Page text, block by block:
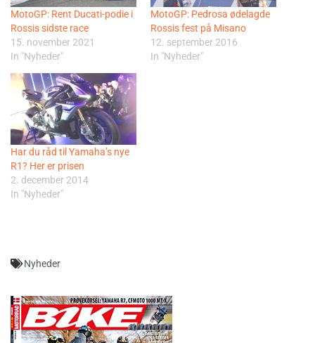
MotoGP: Rent Ducati-podie i
Rossis sidste race
15. november 2021
In "Nyheder"
MotoGP: Pedrosa ødelagde
Rossis fest på Misano
12. september 2016
In "Nyheder"
Har du råd til Yamaha’s nye
R1? Her er prisen
2. december 2014
In "Nyheder"
Nyheder